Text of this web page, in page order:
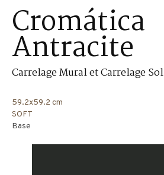
Cromática
Antracite
Carrelage Mural et Carrelage Sol
59.2x59.2 cm
SOFT
Base